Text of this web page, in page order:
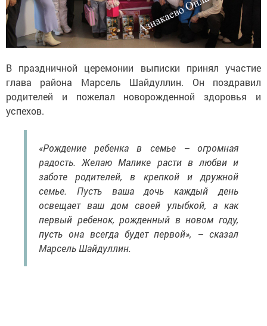
В праздничной церемонии выписки принял участие
глава района Марсель Шайдуллин. Он поздравил
родителей и пожелал новорожденной здоровья и
успехов.
«Рождение ребенка в семье – огромная
радость. Желаю Малике расти в любви и
заботе родителей, в крепкой и дружной
семье. Пусть ваша дочь каждый день
освещает ваш дом своей улыбкой, а как
первый ребенок, рожденный в новом году,
пусть она всегда будет первой», – сказал
Марсель Шайдуллин.